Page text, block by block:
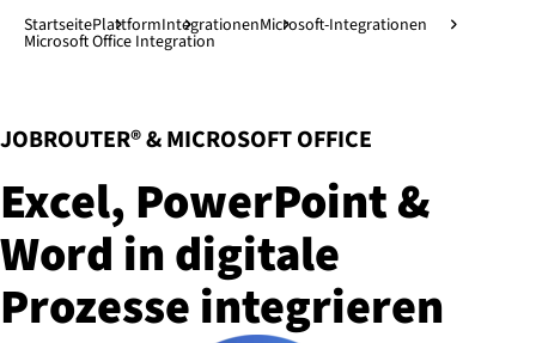
Direkt zum Hauptinhalt↓
StartseitePlattformIntegrationenMicrosoft-Integrationen
Microsoft Office Integration
JOBROUTER® & MICROSOFT OFFICE
:
Excel, PowerPoint &
Word in digitale
Prozesse integrieren